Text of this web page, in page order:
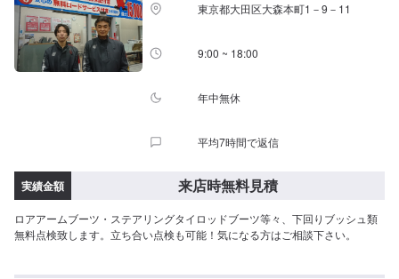
東京都大田区大森本町1－9－11
9:00 ~ 18:00
年中無休
平均7時間で返信
実績金額 来店時無料見積
ロアアームブーツ・ステアリングタイロッドブーツ等々、下回りブッシュ類
無料点検致します。立ち合い点検も可能！気になる方はご相談下さい。